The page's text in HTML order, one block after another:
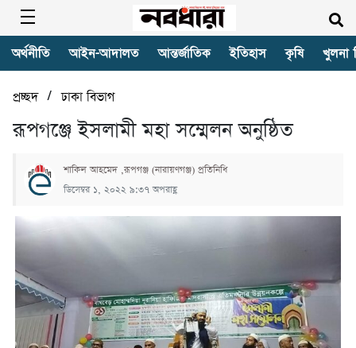
অর্থনীতি আইন-আদালত আন্তর্জাতিক ইতিহাস কৃষি খুলনা
প্রচ্ছদ/ঢাকা বিভাগ
রূপগঞ্জে ইসলামী মহা সম্মেলন অনুষ্ঠিত
শাকিল আহমেদ ,রূপগঞ্জ (নারায়ণগঞ্জ) প্রতিনিধি
ডিসেম্বর ১, ২০২২ ৯:৩৭ অপরাহ্ণ